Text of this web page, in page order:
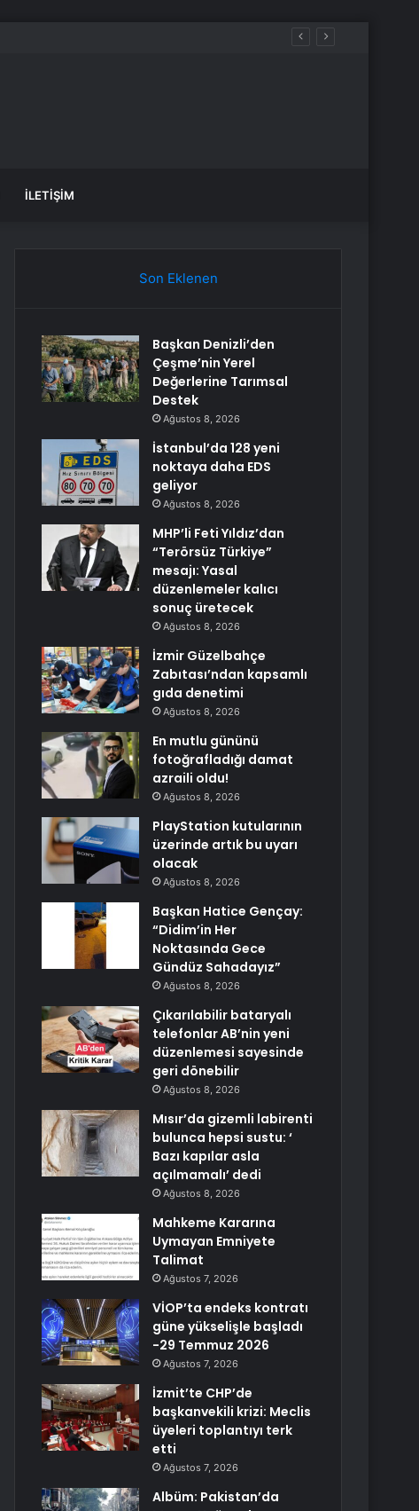
İLETIŞIM
Son Eklenen
Başkan Denizli’den
Çeşme’nin Yerel
Değerlerine Tarımsal
Destek
Ağustos 8, 2026
İstanbul’da 128 yeni
noktaya daha EDS
geliyor
Ağustos 8, 2026
MHP’li Feti Yıldız’dan
“Terörsüz Türkiye”
mesajı: Yasal
düzenlemeler kalıcı
sonuç üretecek
Ağustos 8, 2026
İzmir Güzelbahçe
Zabıtası’ndan kapsamlı
gıda denetimi
Ağustos 8, 2026
En mutlu gününü
fotoğrafladığı damat
azraili oldu!
Ağustos 8, 2026
PlayStation kutularının
üzerinde artık bu uyarı
olacak
Ağustos 8, 2026
Başkan Hatice Gençay:
“Didim’in Her
Noktasında Gece
Gündüz Sahadayız”
Ağustos 8, 2026
Çıkarılabilir bataryalı
telefonlar AB’nin yeni
düzenlemesi sayesinde
geri dönebilir
Ağustos 8, 2026
Mısır’da gizemli labirenti
bulunca hepsi sustu: ‘
Bazı kapılar asla
açılmamalı’ dedi
Ağustos 8, 2026
Mahkeme Kararına
Uymayan Emniyete
Talimat
Ağustos 7, 2026
VİOP’ta endeks kontratı
güne yükselişle başladı
-29 Temmuz 2026
Ağustos 7, 2026
İzmit’te CHP’de
başkanvekili krizi: Meclis
üyeleri toplantıyı terk
etti
Ağustos 7, 2026
Albüm: Pakistan’da